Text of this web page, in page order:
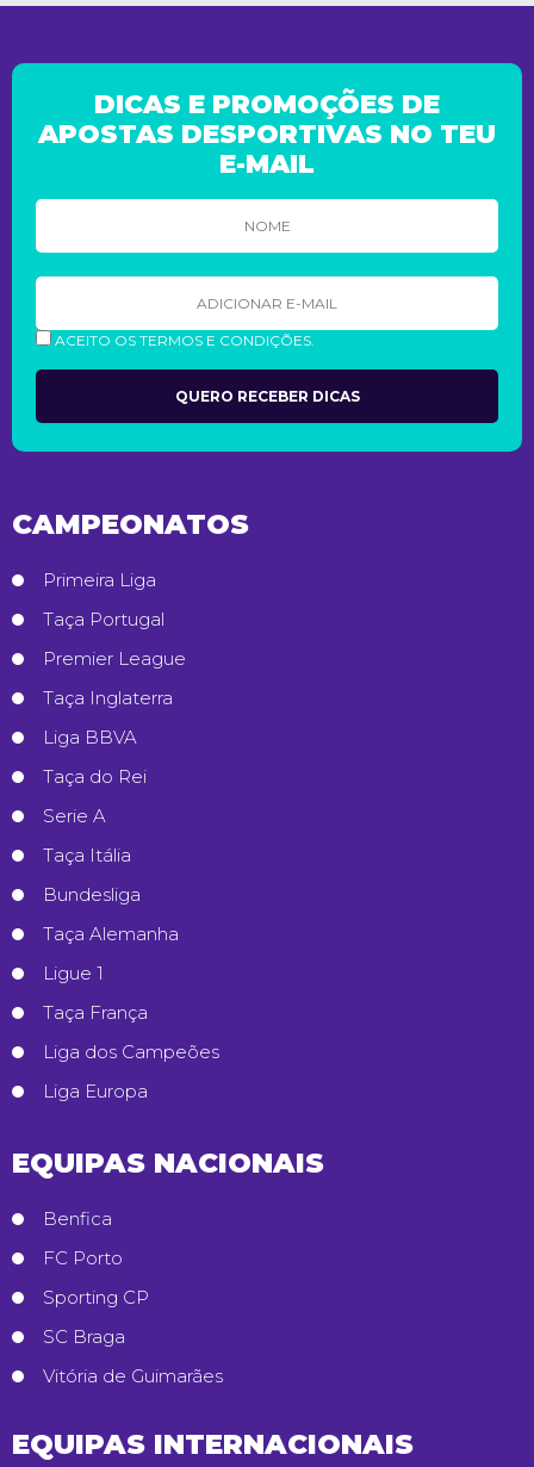
DICAS E PROMOÇÕES DE
APOSTAS DESPORTIVAS NO TEU
E-MAIL
ACEITO OS TERMOS E CONDIÇÕES.
CAMPEONATOS
Primeira Liga
Taça Portugal
Premier League
Taça Inglaterra
Liga BBVA
Taça do Rei
Serie A
Taça Itália
Bundesliga
Taça Alemanha
Ligue 1
Taça França
Liga dos Campeões
Liga Europa
EQUIPAS NACIONAIS
Benfica
FC Porto
Sporting CP
SC Braga
Vitória de Guimarães
EQUIPAS INTERNACIONAIS